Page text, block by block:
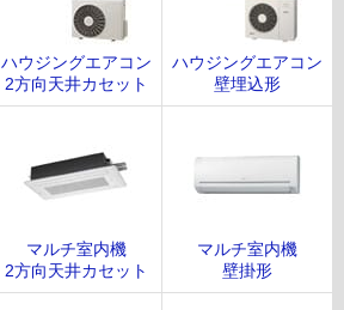
ハウジングエアコン
2方向天井カセット
ハウジングエアコン
壁埋込形
マルチ室内機
2方向天井カセット
マルチ室内機
壁掛形